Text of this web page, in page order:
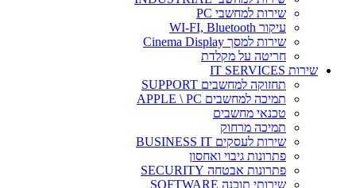
שירות למחשבי PC
עיקור WI-FI, Bluetooth
שירות למסך Cinema Display
חריטה על מקלדת
שירות IT SERVICES
תחזוקה למחשבים SUPPORT
תמיכה למחשבים APPLE \ PC
טכנאי מחשבים
תמיכה מרחוק
שירות לעסקים BUSINESS IT
פתרונות גיבוי ואחסון
פתרונות אבטחה SECURITY
שירותי תוכנה SOFTWARE